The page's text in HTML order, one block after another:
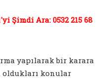
Şimdi Ara: 0532 215 68
yapılarak bir karara
oldukları konular